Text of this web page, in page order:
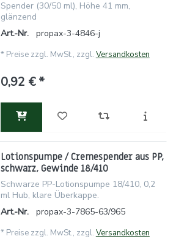
Spender (30/50 ml), Höhe 41 mm,
glänzend
Art.-Nr.
propax-3-4846-j
* Preise zzgl. MwSt., zzgl. Versandkosten
0,92 € *
Lotionspumpe / Cremespender aus PP,
schwarz, Gewinde 18/410
Schwarze PP-Lotionspumpe 18/410, 0,2
ml Hub, klare Überkappe.
Art.-Nr.
propax-3-7865-63/965
* Preise zzgl. MwSt., zzgl. Versandkosten